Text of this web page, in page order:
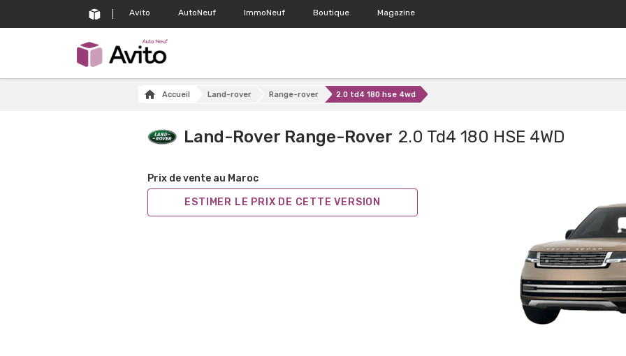
Avito AutoNeuf ImmoNeuf Boutique Magazine
Accueil Land-rover Range-rover 2.0 td4 180 hse 4wd
Land-Rover Range-Rover 2.0 Td4 180 HSE 4WD
Prix de vente au Maroc
ESTIMER LE PRIX DE CETTE VERSION